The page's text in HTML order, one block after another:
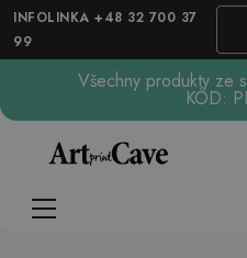
INFOLINKA +48 32 700 37
99
Všechny produkty ze
KÓD: